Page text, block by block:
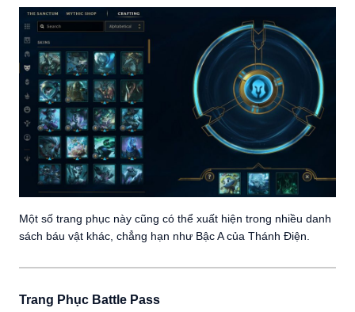
Một số trang phục này cũng có thể xuất hiện trong nhiều danh
sách báu vật khác, chẳng hạn như Bậc A của Thánh Điện.
Trang Phục Battle Pass